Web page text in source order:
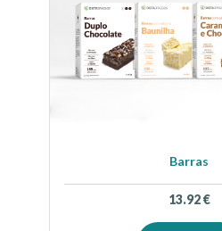
Barras
13.92€